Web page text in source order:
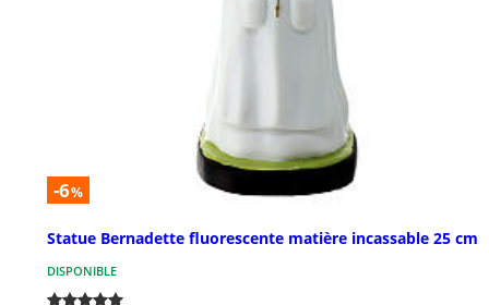
-6%
Statue Bernadette fluorescente matière incassable 25 cm
DISPONIBLE